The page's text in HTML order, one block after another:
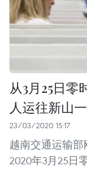
从3月25日零
人运往新山
23/03/2020 15:17
越南交通运输
2020年3月25日